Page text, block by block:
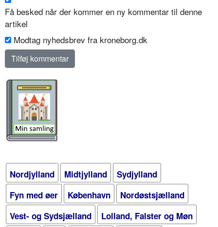
Få besked når der kommer en ny kommentar til denne
artikel
Modtag nyhedsbrev fra kroneborg.dk
Nordjylland Midtjylland
Sydjylland
Fyn med øer
København
Nordøstsjælland
Vest- og Sydsjælland
Lolland, Falster og Møn